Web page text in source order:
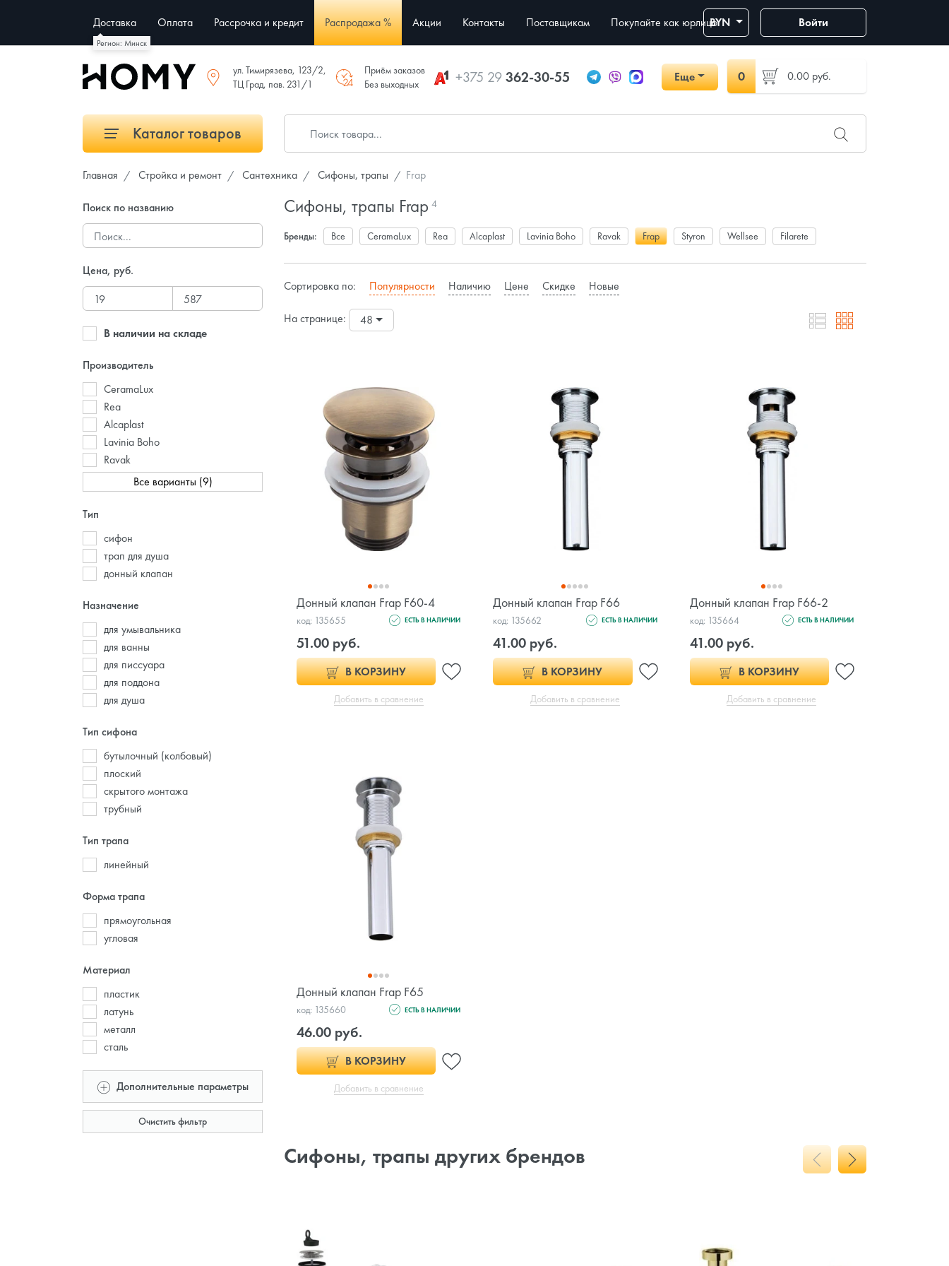
Регион: Минск
Доставка Оплата Рассрочка и кредит Распродажа % Акции Контакты Поставщикам Покупайте как юрлицоBYN Войти
ул. Тимирязева, 123/2,
ТЦ Град, пав. 231/1
Приём заказов
Без выходных
+375 29362-30-55 Еще 0 0.00 руб.
Каталог товаров
Главная Стройка и ремонт Сантехника Сифоны, трапы Frap
Поиск по названию
Цена, руб.
В наличии на складе
Производитель
CeramaLux
Rea
Alcaplast
Lavinia Boho
Ravak
Все варианты (9)
Тип
сифон
трап для душа
донный клапан
Назначение
для умывальника
для ванны
для писсуара
для поддона
для душа
Тип сифона
бутылочный (колбовый)
плоский
скрытого монтажа
трубный
Тип трапа
линейный
Форма трапа
прямоугольная
угловая
Материал
пластик
латунь
металл
сталь
Дополнительные параметры
Очистить фильтр
Сифоны, трапы Frap 4
Бренды: Все CeramaLux Rea Alcaplast Lavinia Boho Ravak Frap Styron Wellsee Filarete
Сортировка по: Популярности Наличию Цене Скидке Новые
На странице: 48
Донный клапан Frap F60-4
код: 135655 ЕСТЬ В НАЛИЧИИ
51.00 руб.
В КОРЗИНУ
Добавить в сравнение
Донный клапан Frap F66
код: 135662 ЕСТЬ В НАЛИЧИИ
41.00 руб.
В КОРЗИНУ
Добавить в сравнение
Донный клапан Frap F66-2
код: 135664 ЕСТЬ В НАЛИЧИИ
41.00 руб.
В КОРЗИНУ
Добавить в сравнение
Донный клапан Frap F65
код: 135660 ЕСТЬ В НАЛИЧИИ
46.00 руб.
В КОРЗИНУ
Добавить в сравнение
Сифоны, трапы других брендов